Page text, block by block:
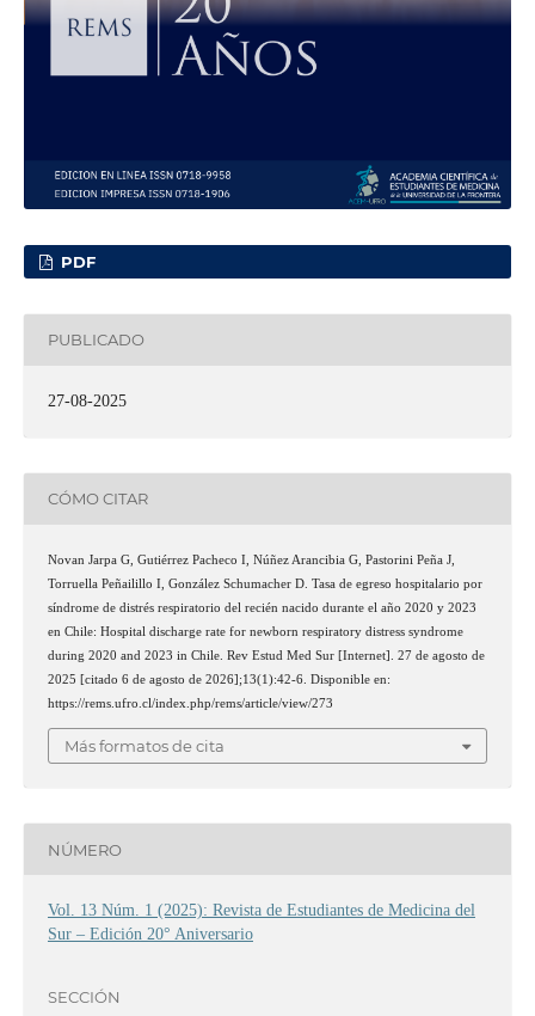
PDF
PUBLICADO
27-08-2025
CÓMO CITAR
Novan Jarpa G, Gutiérrez Pacheco I, Núñez Arancibia G, Pastorini Peña J,
Torruella Peñailillo I, González Schumacher D. Tasa de egreso hospitalario por
síndrome de distrés respiratorio del recién nacido durante el año 2020 y 2023
en Chile: Hospital discharge rate for newborn respiratory distress syndrome
during 2020 and 2023 in Chile. Rev Estud Med Sur [Internet]. 27 de agosto de
2025 [citado 6 de agosto de 2026];13(1):42-6. Disponible en:
https://rems.ufro.cl/index.php/rems/article/view/273
Más formatos de cita
NÚMERO
Vol. 13 Núm. 1 (2025): Revista de Estudiantes de Medicina del
Sur – Edición 20° Aniversario
SECCIÓN